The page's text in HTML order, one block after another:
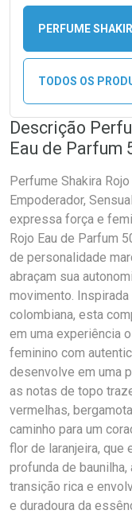
PERFUME
TODOS OS
Descrição
Eau de Parfum
Perfume Shakira
Empoderador,
expressa força e
Rojo Eau de Parfum
de personalidade
abraçam sua
movimento.
colombiana, esta
em uma experiência
feminino com
desenvolve em uma
as notas de topo
vermelhas,
caminho para um
flor de laranjeira, que
profunda de
transição rica e
e duradoura da